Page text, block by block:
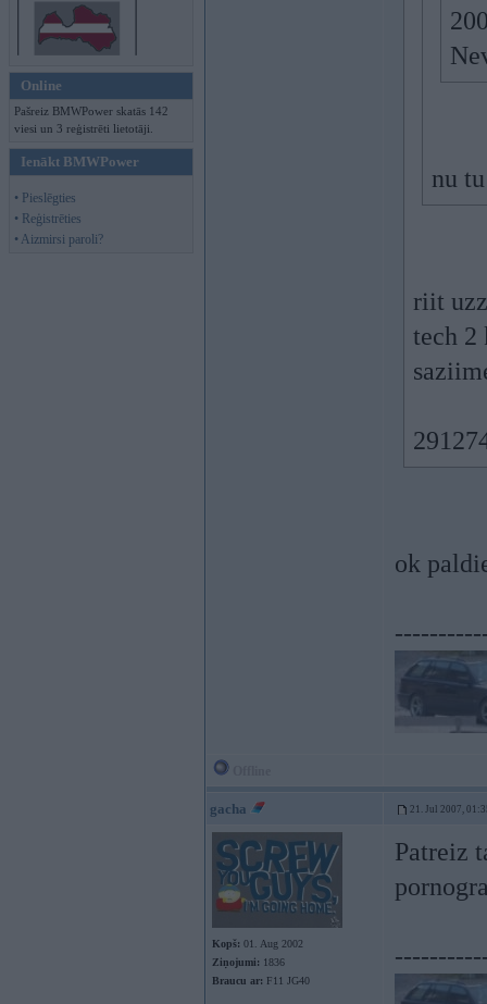
Online
Pašreiz BMWPower skatās 142
viesi un 3 reģistrēti lietotāji.
Ienākt BMWPower
• Pieslēgties
• Reģistrēties
• Aizmirsi paroli?
nu
riit
tech 2
ok
gacha 21. Jul 2007,
Kopš: 01. Aug 2002
Ziņojumi: 1836
Braucu ar: F11 JG40
Patreiz